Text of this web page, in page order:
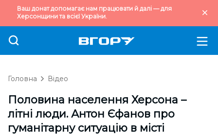
Ваш донат допомагає нам працювати й далі — для
Херсонщини та всієї України.
Головна Відео
Половина населення Херсона –
літні люди. Антон Єфанов про
гуманітарну ситуацію в місті